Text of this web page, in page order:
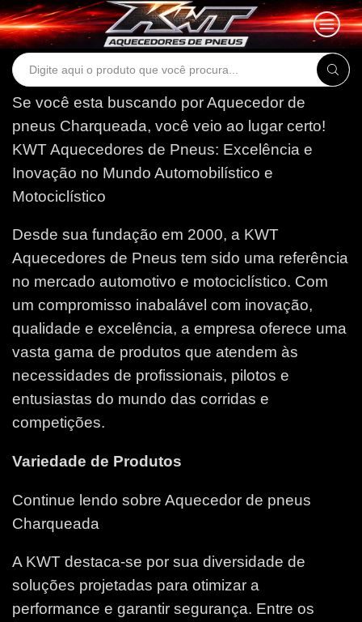
Search
Se você esta buscando por Aquecedor de
pneus Charqueada, você veio ao lugar certo!
KWT Aquecedores de Pneus: Excelência e
Inovação no Mundo Automobilístico e
Motociclístico
Desde sua fundação em 2000, a KWT
Aquecedores de Pneus tem sido uma referência
no mercado automotivo e motociclístico. Com
um compromisso inabalável com inovação,
qualidade e excelência, a empresa oferece uma
vasta gama de produtos que atendem às
necessidades de profissionais, pilotos e
entusiastas do mundo das corridas e
competições.
Variedade de Produtos
Continue lendo sobre Aquecedor de pneus
Charqueada
A KWT destaca-se por sua diversidade de
soluções projetadas para otimizar a
performance e garantir segurança. Entre os